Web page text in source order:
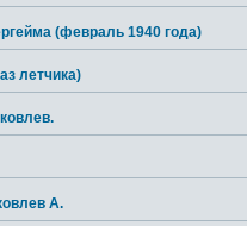
(февраль 1940 года)
летчика)
А.